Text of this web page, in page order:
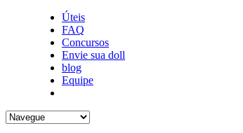
Úteis
FAQ
Concursos
Envie sua doll
blog
Equipe